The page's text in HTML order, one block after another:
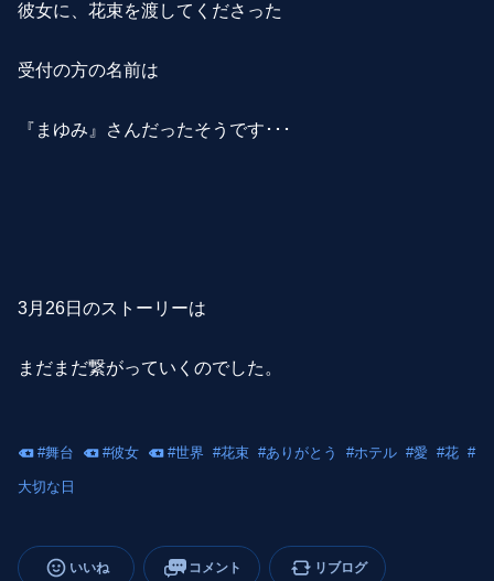
彼女に、花束を渡してくださった
受付の方の名前は
『まゆみ』さんだったそうです･･･
3月26日のストーリーは
まだまだ繋がっていくのでした。
#舞台 #彼女 #世界 #花束 #ありがとう #ホテル #愛 #花 #
大切な日
いいね コメント リブログ